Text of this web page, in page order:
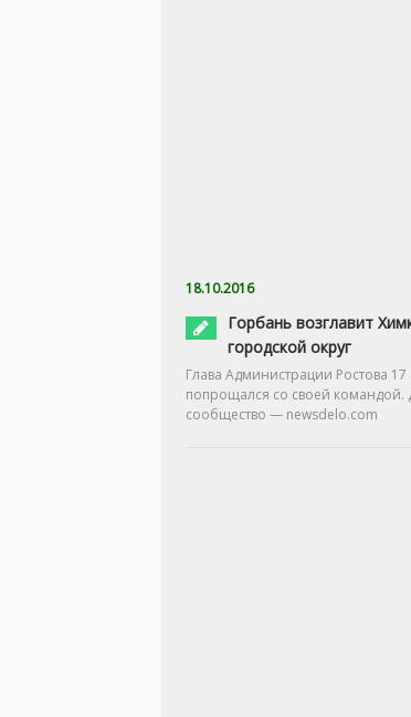
18.10.2016
Горбань возглавит
городской округ
Глава Администрации Ростова 17
попрощался со своей командой.
сообщество — newsdelo.com